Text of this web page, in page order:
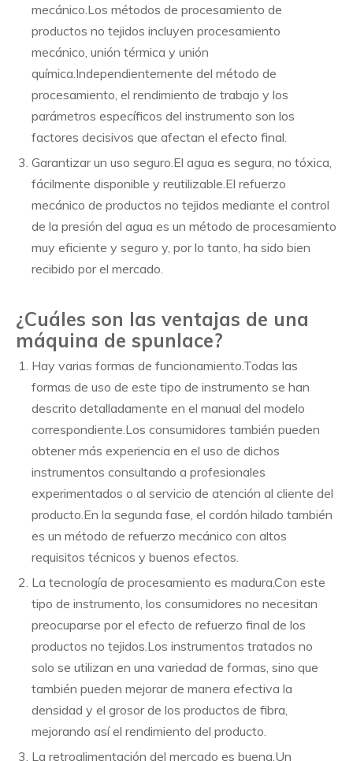
mecánico.Los métodos de procesamiento de
productos no tejidos incluyen procesamiento
mecánico, unión térmica y unión
química.Independientemente del método de
procesamiento, el rendimiento de trabajo y los
parámetros específicos del instrumento son los
factores decisivos que afectan el efecto final.
Garantizar un uso seguro.El agua es segura, no tóxica,
fácilmente disponible y reutilizable.El refuerzo
mecánico de productos no tejidos mediante el control
de la presión del agua es un método de procesamiento
muy eficiente y seguro y, por lo tanto, ha sido bien
recibido por el mercado.
¿Cuáles son las ventajas de una
máquina de spunlace?
Hay varias formas de funcionamiento.Todas las
formas de uso de este tipo de instrumento se han
descrito detalladamente en el manual del modelo
correspondiente.Los consumidores también pueden
obtener más experiencia en el uso de dichos
instrumentos consultando a profesionales
experimentados o al servicio de atención al cliente del
producto.En la segunda fase, el cordón hilado también
es un método de refuerzo mecánico con altos
requisitos técnicos y buenos efectos.
La tecnología de procesamiento es madura.Con este
tipo de instrumento, los consumidores no necesitan
preocuparse por el efecto de refuerzo final de los
productos no tejidos.Los instrumentos tratados no
solo se utilizan en una variedad de formas, sino que
también pueden mejorar de manera efectiva la
densidad y el grosor de los productos de fibra,
mejorando así el rendimiento del producto.
La retroalimentación del mercado es buena.Un